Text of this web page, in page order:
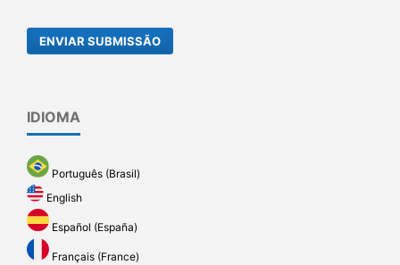
ENVIAR SUBMISSÃO
IDIOMA
Português (Brasil)
English
Español (España)
Français (France)